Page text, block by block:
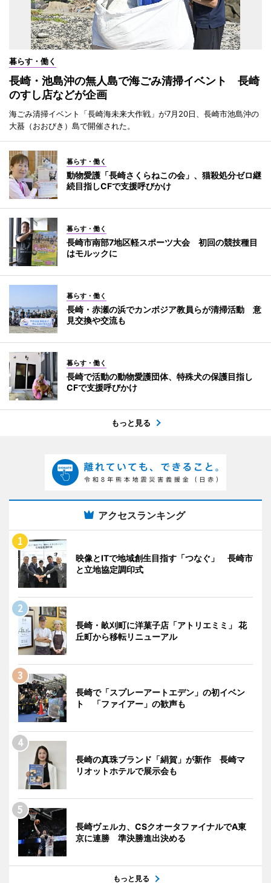
暮らす・働く
長崎・池島沖の無人島で海ごみ清掃イベント 長崎
のすし店などが企画
海ごみ清掃イベント「長崎海未来大作戦」が7月20日、長崎市池島沖の
大蟇（おおびき）島で開催された。
暮らす・働く
動物愛護「長崎さくらねこの会」、猫殺処分ゼロ継
続目指しCFで支援呼びかけ
暮らす・働く
長崎市南部7地区軽スポーツ大会 初回の競技種目
はモルックに
暮らす・働く
長崎・赤瀬の浜でカンボジア教員らが清掃活動 意
見交換や交流も
暮らす・働く
長崎で活動の動物愛護団体、特殊犬の保護目指し
CFで支援呼びかけ
もっと見る
アクセスランキング
映像とITで地域創生目指す「つなぐ」 長崎市
と立地協定調印式
長崎・畝刈町に洋菓子店「アトリエミミ」 花
丘町から移転リニューアル
長崎で「スプレーアートエデン」の初イベン
ト 「ファイアー」の歓声も
長崎の真珠ブランド「絹賀」が新作 長崎マ
リオットホテルで展示会も
長崎ヴェルカ、CSクオータファイナルでA東
京に連勝 準決勝進出決める
もっと見る